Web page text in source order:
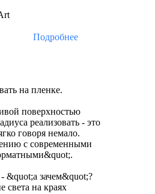
Подробнее
на пленке.
поверхностью
реализовать - это
говоря немало.
с современными
&quot;а зачем&quot;?
света на краях